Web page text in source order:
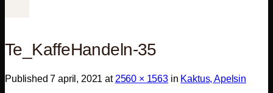
Te_KaffeHandeln-35
Published7 april, 2021 at 2560 × 1563in Kaktus, Apelsin